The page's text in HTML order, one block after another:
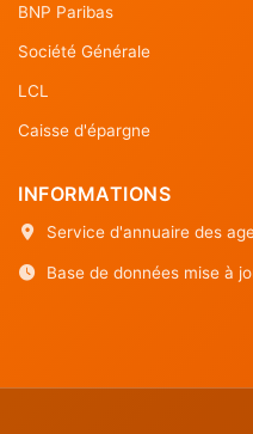
BNP Paribas
Société Générale
LCL
Caisse d'épargne
INFORMATIONS
Service d'annuaire des
Base de données mise à